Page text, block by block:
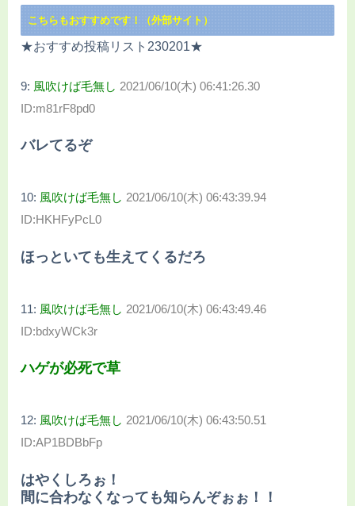
こちらもおすすめです！（外部サイト）
★おすすめ投稿リスト230201★
9: 風吹けば毛無し 2021/06/10(木) 06:41:26.30
ID:m81rF8pd0
バレてるぞ
10: 風吹けば毛無し 2021/06/10(木) 06:43:39.94
ID:HKHFyPcL0
ほっといても生えてくるだろ
11: 風吹けば毛無し 2021/06/10(木) 06:43:49.46
ID:bdxyWCk3r
ハゲが必死で草
12: 風吹けば毛無し 2021/06/10(木) 06:43:50.51
ID:AP1BDBbFp
はやくしろぉ！
間に合わなくなっても知らんぞぉぉ！！